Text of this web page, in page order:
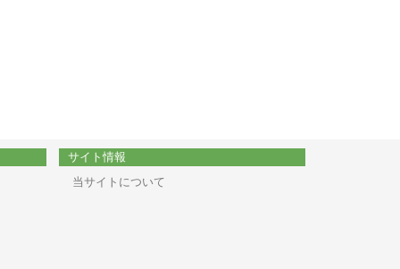
サイト情報
当サイトについて